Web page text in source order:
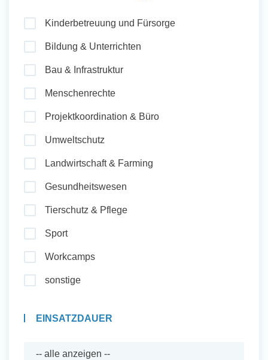
Auslandserfahrung Sammeln
Initiativbewerbung
Kinderbetreuung und Fürsorge
Bildung & Unterrichten
Bau & Infrastruktur
Menschenrechte
Projektkoordination & Büro
Umweltschutz
Landwirtschaft & Farming
Gesundheitswesen
Tierschutz & Pflege
Sport
Workcamps
sonstige
EINSATZDAUER